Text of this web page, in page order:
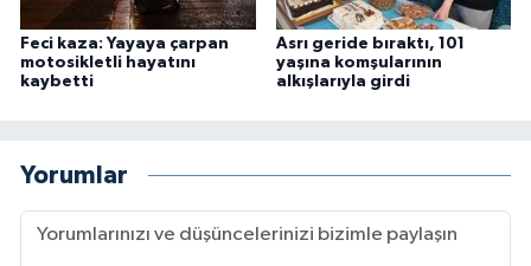
Feci kaza: Yayaya çarpan
motosikletli hayatını
kaybetti
Asrı geride bıraktı, 101
yaşına komşularının
alkışlarıyla girdi
Yorumlar